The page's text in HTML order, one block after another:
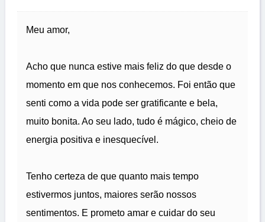
Meu amor,
Acho que nunca estive mais feliz do que desde o
momento em que nos conhecemos. Foi então que
senti como a vida pode ser gratificante e bela,
muito bonita. Ao seu lado, tudo é mágico, cheio de
energia positiva e inesquecível.
Tenho certeza de que quanto mais tempo
estivermos juntos, maiores serão nossos
sentimentos. E prometo amar e cuidar do seu